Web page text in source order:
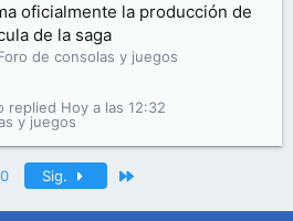
oficialmente la producción de
de la saga
de consolas y juegos
y juegos
Hoy a las 12:32
Sig.